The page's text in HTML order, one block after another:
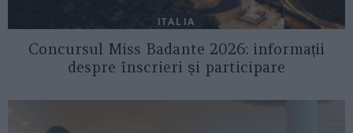
ITALIA
Concursul Miss Badante 2026: informații
despre înscrieri și participare